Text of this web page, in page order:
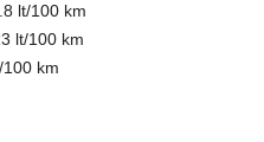
lt/100 km
lt/100 km
km